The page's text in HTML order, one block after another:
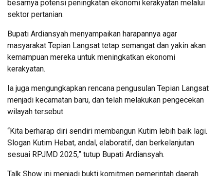
besarnya potensi peningkatan ekonomi kerakyatan melalui
sektor pertanian.
Bupati Ardiansyah menyampaikan harapannya agar
masyarakat Tepian Langsat tetap semangat dan yakin akan
kemampuan mereka untuk meningkatkan ekonomi
kerakyatan.
Ia juga mengungkapkan rencana pengusulan Tepian Langsat
menjadi kecamatan baru, dan telah melakukan pengecekan
wilayah tersebut.
“Kita berharap diri sendiri membangun Kutim lebih baik lagi.
Slogan Kutim Hebat, andal, elaboratif, dan berkelanjutan
sesuai RPJMD 2025,” tutup Bupati Ardiansyah.
Talk Show ini menjadi bukti komitmen pemerintah daerah